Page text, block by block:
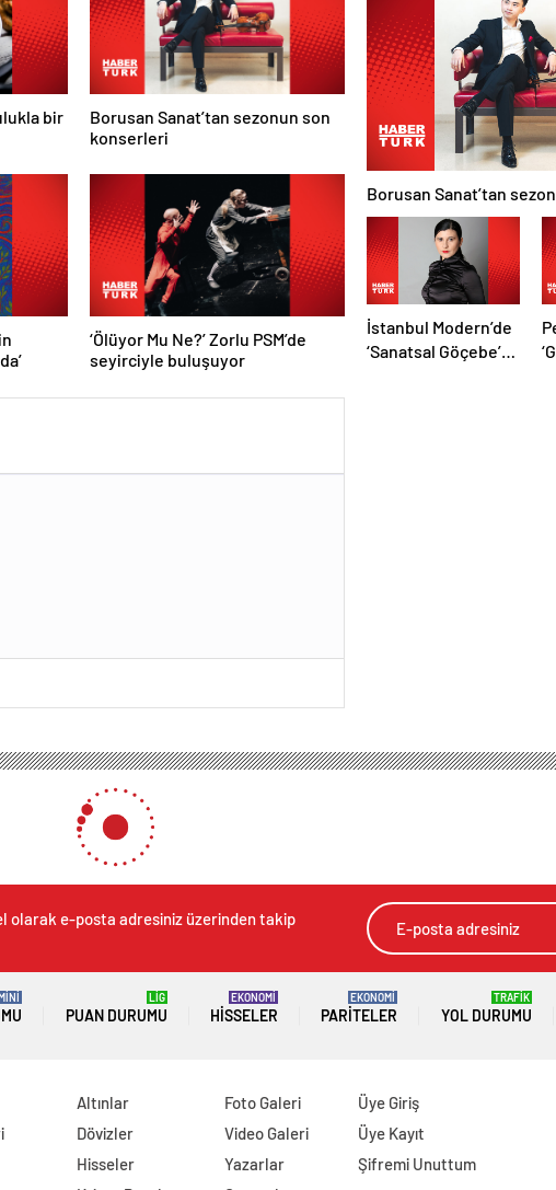
bir
Borusan Sanat’tan sezonun son
konserleri
‘Ölüyor Mu Ne?’ Zorlu PSM’de
seyirciyle buluşuyor
Borusan Sanat’tan
İstanbul Modern’de
‘Sanatsal Göçebe’
olarak e-posta adresiniz üzerinden takip
PUAN DURUMU
LİG
HISSELER
EKONOMİ
PARITELER
EKONOMİ
YOL DURUMU
TRAFİK
Altınlar
Dövizler
Hisseler
Foto Galeri
Video Galeri
Yazarlar
Üye Giriş
Üye Kayıt
Şifremi Unuttum